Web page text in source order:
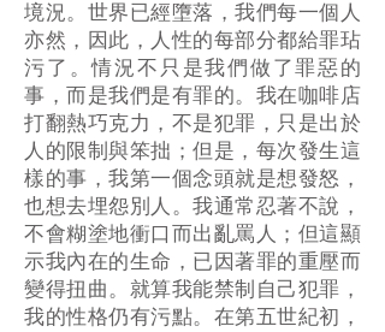
境況。世界已經墮落，我們每一個人
亦然，因此，人性的每部分都給罪玷
污了。情況不只是我們做了罪惡的
事，而是我們是有罪的。我在咖啡店
打翻熱巧克力，不是犯罪，只是出於
人的限制與笨拙；但是，每次發生這
樣的事，我第一個念頭就是想發怒，
也想去埋怨別人。我通常忍著不說，
不會糊塗地衝口而出亂罵人；但這顯
示我內在的生命，已因著罪的重壓而
變得扭曲。就算我能禁制自己犯罪，
我的性格仍有污點。在第五世紀初，